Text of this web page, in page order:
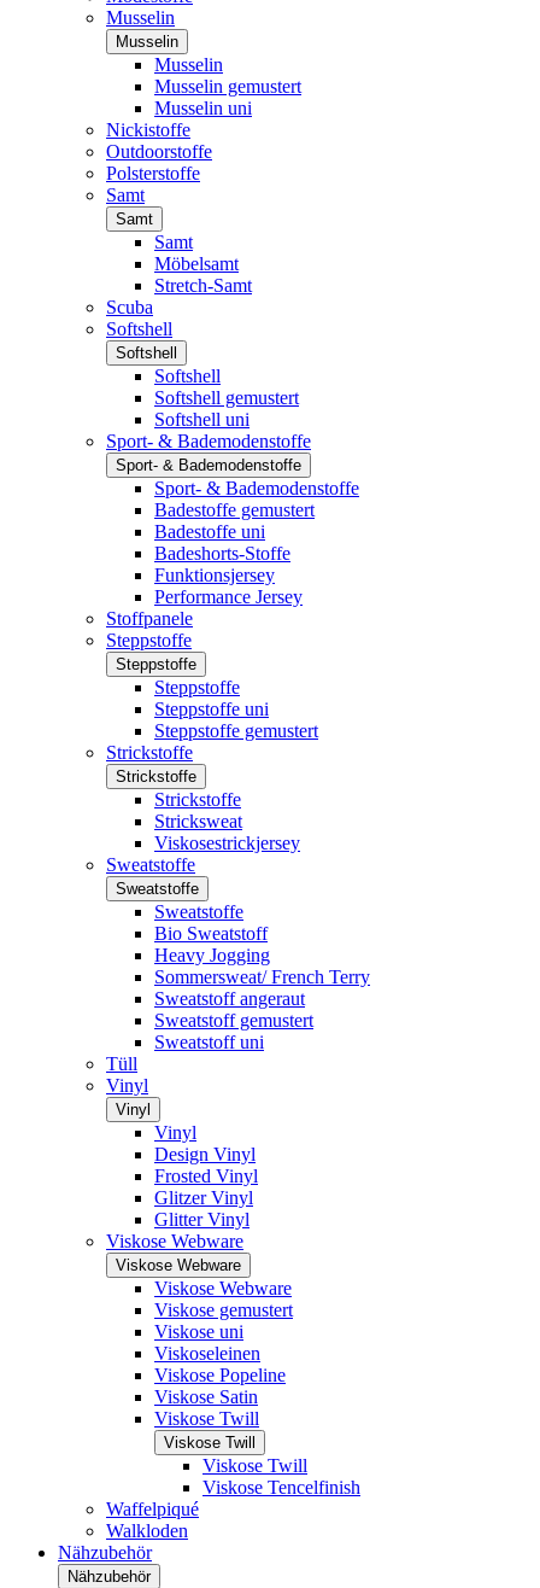
Musselin
Musselin
Musselin
Musselin gemustert
Musselin uni
Nickistoffe
Outdoorstoffe
Polsterstoffe
Samt
Samt
Samt
Möbelsamt
Stretch-Samt
Scuba
Softshell
Softshell
Softshell
Softshell gemustert
Softshell uni
Sport- & Bademodenstoffe
Sport- & Bademodenstoffe
Sport- & Bademodenstoffe
Badestoffe gemustert
Badestoffe uni
Badeshorts-Stoffe
Funktionsjersey
Performance Jersey
Stoffpanele
Steppstoffe
Steppstoffe
Steppstoffe
Steppstoffe uni
Steppstoffe gemustert
Strickstoffe
Strickstoffe
Strickstoffe
Stricksweat
Viskosestrickjersey
Sweatstoffe
Sweatstoffe
Sweatstoffe
Bio Sweatstoff
Heavy Jogging
Sommersweat/ French Terry
Sweatstoff angeraut
Sweatstoff gemustert
Sweatstoff uni
Tüll
Vinyl
Vinyl
Vinyl
Design Vinyl
Frosted Vinyl
Glitzer Vinyl
Glitter Vinyl
Viskose Webware
Viskose Webware
Viskose Webware
Viskose gemustert
Viskose uni
Viskoseleinen
Viskose Popeline
Viskose Satin
Viskose Twill
Viskose Twill
Viskose Twill
Viskose Tencelfinish
Waffelpiqué
Walkloden
Nähzubehör
Nähzubehör